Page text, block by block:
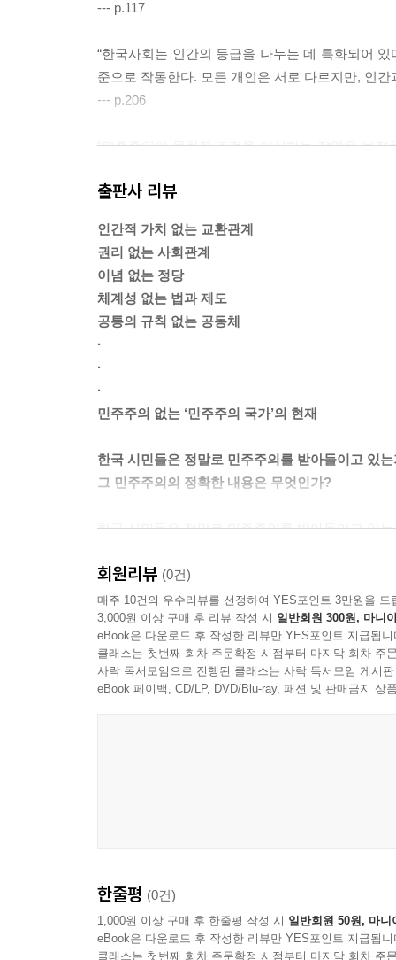
‘반지성주의’ 사용 금지ㆍ316
교권이 아니라 인간, 시민, 노동자의 권리다ㆍ346
모두가 평등하게 막말하는 사회ㆍ358
폭력을 왜 갑질이라 부르는가?ㆍ364
누가 주권자인가?ㆍ370
*깊이 읽기: 개념에 맞서는 말ㆍ376
말의 개념적 사용 | 유동적 말: 반개념적 사용의
창조하는 기표 | 빈 기표와 적대 전선 | 마치며: 규
대선 후보 윤석열: 이념 없는 정치의 암울한 결말ㆍ
어떻게 극우를 제거할 것인가?ㆍ454
한국 민주주의는 또 다른 내란을 막을 수 있는가?
정교 분리를 다시 생각한다ㆍ472
제3정당의 불가능성ㆍ478
*깊이 읽기: 극우와 반이성ㆍ484
--- p.117
“한국사회는 인간의 등급을 나누는 데 특화되어
준으로 작동한다. 모든 개인은 서로 다르지만, 인
--- p.206
“민주주의의 문화적 조건을 이식하는 작업은 복
국에 ‘서구 문화’를 이식한다는 것은 결국 한국
--- p.291
“개인이 해도 되는 것과 안 되는 것을 정하는 규
를 구성한다. 그러나 한국사회의 행위 규칙은 권
다. 노동자의 파업할 권리보다 이른바 ‘시민의 불
“윤석열의 쿠데타 시도는 어느 날 갑자기 마을에
력을 모두 척결한다고 해서 모든 것이 자동적으로
출판사 리뷰
인간적 가치 없는 교환관계
권리 없는 사회관계
이념 없는 정당
체계성 없는 법과 제도
공통의 규칙 없는 공동체
·
·
·
민주주의 없는 ‘민주주의 국가’의 현재
한국 시민들은 정말로 민주주의를 받아들이고 있
그 민주주의의 정확한 내용은 무엇인가?
한국 시민들은 정말로 민주주의를 받아들이고 있
역시 마찬가지다. 이재명 정부를 비롯해 ‘시민의
그러한가?
저자는 전작 《‘개념’ 없는 사회를 위한 강의》 이
현재를 바라보는 새로운 시각을 제시한다. ‘우리
직시하도록 이끈다. 애초 (박근혜와) 윤석열을 지
문제로 해결하려 하는 경향(가해자-피해자 도식
노골적으로 불평등을 지지하는 경향, (3) 민주주
언어의 부정확함, (5) 내란 사태를 기점으로 극명
회원리뷰 (0건)
매주 10건의 우수리뷰를 선정하여 YES포인트 3만원을 드
3,000원 이상 구매 후 리뷰 작성 시 일반회원 300원, 마니
eBook은 다운로드 후 작성한 리뷰만 YES포인트 지급됩니
클래스는 첫번째 회차 주문확정 시점부터 마지막 회차 주
사락 독서모임으로 진행된 클래스는 사락 독서모임 게시
eBook 페이백, CD/LP, DVD/Blu-ray, 패션 및 판매금지 상
한줄평 (0건)
1,000원 이상 구매 후 한줄평 작성 시 일반회원 50원, 마니
eBook은 다운로드 후 작성한 리뷰만 YES포인트 지급됩니
클래스는 첫번째 회차 주문확정 시점부터 마지막 회차 주